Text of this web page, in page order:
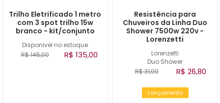
Disponivel no estoque
Trilho Eletrificado 1 metro
com 3 spot trilho 15w
branco - kit/conjunto
R$ 145,00 R$ 135,00
Lorenzetti
Duo Shower
Resistência para
Chuveiros da Linha Duo
Shower 7500w 220v -
Lorenzetti
R$ 31,00 R$ 26,80
Lançamento